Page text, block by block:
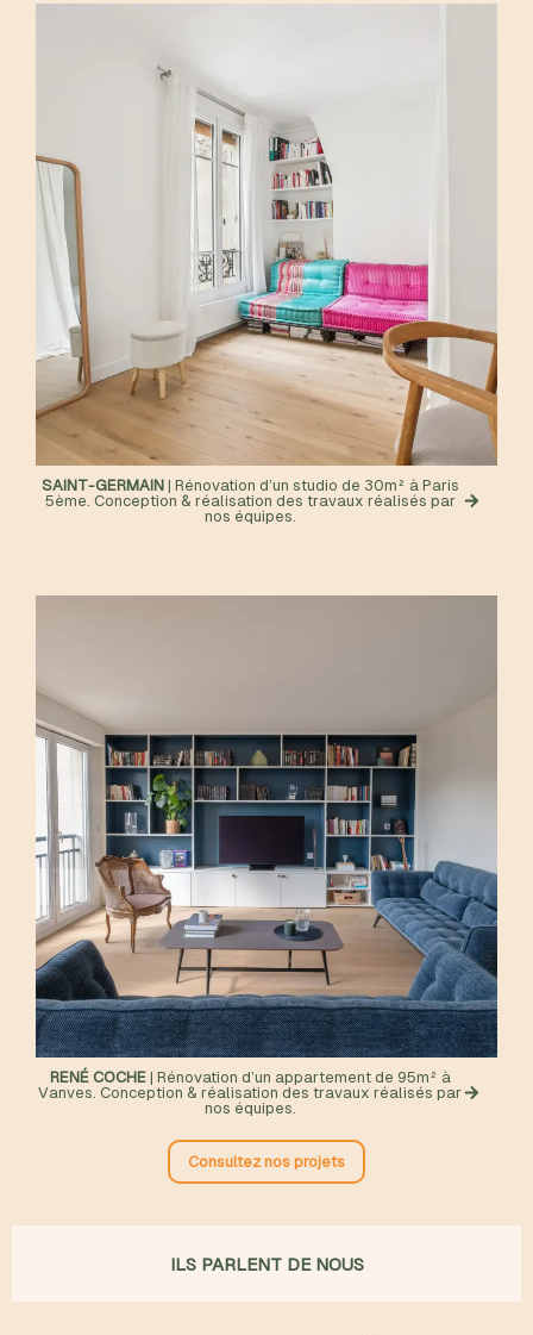
SAINT-GERMAIN| Rénovation d’un studio de 30m² à Paris
5ème. Conception & réalisation des travaux réalisés par
nos équipes.
RENÉ COCHE| Rénovation d’un appartement de 95m² à
Vanves. Conception & réalisation des travaux réalisés par
nos équipes.
Consultez nos projets
ILS PARLENT DE NOUS